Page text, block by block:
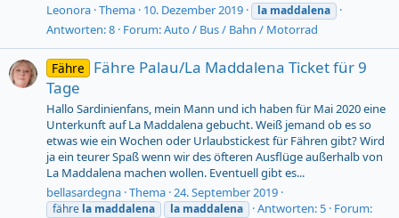
Leonora Thema 10. Dezember 2019 la maddalena
Antworten: 8 Forum:Auto / Bus / Bahn / Motorrad
Fähre
Fähre Palau/La Maddalena Ticket für 9
Tage
Hallo Sardinienfans, mein Mann und ich haben für Mai 2020 eine
Unterkunft auf La Maddalena gebucht. Weiß jemand ob es so
etwas wie ein Wochen oder Urlaubstickest für Fähren gibt? Wird
ja ein teurer Spaß wenn wir des öfteren Ausflüge außerhalb von
La Maddalena machen wollen. Eventuell gibt es...
bellasardegna Thema 24. September 2019
fähre la maddalena la maddalena Antworten: 5 Forum: